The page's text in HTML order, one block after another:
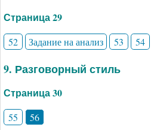
Страница 29
52 Задание на анализ 53 54
9. Разговорный стиль
Страница 30
55 56